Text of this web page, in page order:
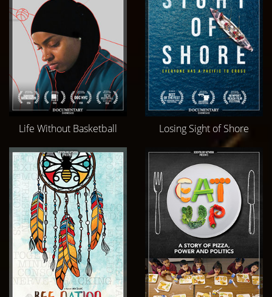
Life Without Basketball Losing Sight of Shore